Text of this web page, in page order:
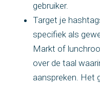
gebruiker.
Target je
specifiek als
Markt of
over de taal
aanspreken. Het